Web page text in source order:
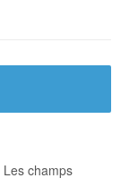
Les champs